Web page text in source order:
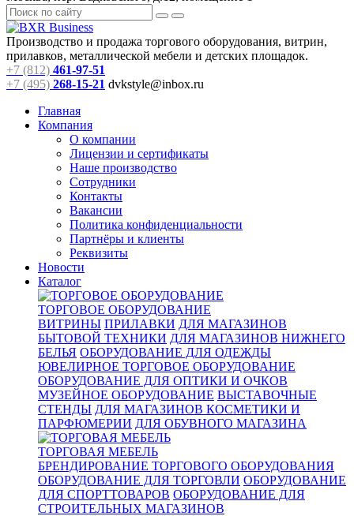
Производство и продажа торгового оборудования, витрин,
прилавков, металлической мебели и детских площадок.
+7 (812) 461-97-51
+7 (495) 268-15-21 dvkstyle@inbox.ru
Главная
Компания
О компании
Лицензии и сертификаты
Наше производство
Сотрудники
Контакты
Вакансии
Политика конфиденциальности
Партнёры и клиенты
Реквизиты
Новости
Каталог
ТОРГОВОЕ ОБОРУДОВАНИЕ
ВИТРИНЫ ПРИЛАВКИ ДЛЯ МАГАЗИНОВ
БЫТОВОЙ ТЕХНИКИ ДЛЯ МАГАЗИНОВ НИЖНЕГО
БЕЛЬЯ ОБОРУДОВАНИЕ ДЛЯ ОДЕЖДЫ
ЮВЕЛИРНОЕ ТОРГОВОЕ ОБОРУДОВАНИЕ
ОБОРУДОВАНИЕ ДЛЯ ОПТИКИ И ОЧКОВ
МУЗЕЙНОЕ ОБОРУДОВАНИЕ ВЫСТАВОЧНЫЕ
СТЕНДЫ ДЛЯ МАГАЗИНОВ КОСМЕТИКИ И
ПАРФЮМЕРИИ ДЛЯ ОБУВНОГО МАГАЗИНА
ТОРГОВАЯ МЕБЕЛЬ
БРЕНДИРОВАНИЕ ТОРГОВОГО ОБОРУДОВАНИЯ
ОБОРУДОВАНИЕ ДЛЯ ТОРГОВЛИ ОБОРУДОВАНИЕ
ДЛЯ СПОРТТОВАРОВ ОБОРУДОВАНИЕ ДЛЯ
СТРОИТЕЛЬНЫХ МАГАЗИНОВ